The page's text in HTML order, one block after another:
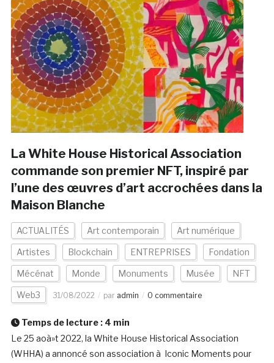
La White House Historical Association
commande son premier NFT, inspiré par
l’une des œuvres d’art accrochées dans la
Maison Blanche
ACTUALITÉS Art contemporain Art numérique
Artistes Blockchain ENTREPRISES Fondation
Mécénat Monde Monuments Musée NFT
Web3 31/08/2022 par admin 0 commentaire
Temps de lecture : 4 min
Le 25 aoà»t 2022, la White House Historical Association
(WHHA) a annoncé son association à Iconic Moments pour